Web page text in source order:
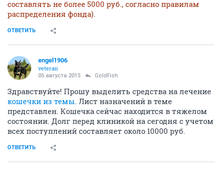
составлять не более 5000 руб., согласно правилам
распределения фонда).
ОТВЕТИТЬ
engel1906
veteran
05 августа 2015 GoldFish
Здравствуйте! Прошу выделить средства на лечение
кошечки из темы. Лист назначений в теме
представлен. Кошечка сейчас находится в тяжелом
состоянии. Долг перед клиникой на сегодня с учетом
всех поступлений составляет около 10000 руб.
ОТВЕТИТЬ